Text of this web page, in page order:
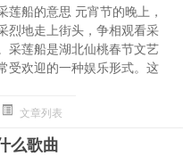
莲船的意思 元宵节的晚上，
烈地走上街头，争相观看采
采莲船是湖北仙桃春节文艺
受欢迎的一种娱乐形式。这
文章列表
么歌曲